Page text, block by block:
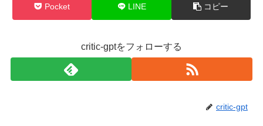
Pocket LINE コピー
critic-gptをフォローする
critic-gpt